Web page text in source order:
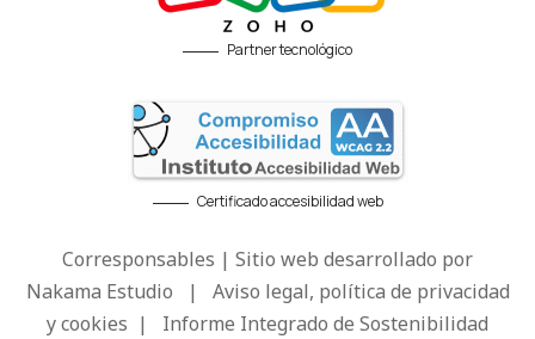
Partner tecnológico
Certificado accesibilidad web
Corresponsables | Sitio web desarrollado por
Nakama Estudio | Aviso legal, política de privacidad
y cookies | Informe Integrado de Sostenibilidad